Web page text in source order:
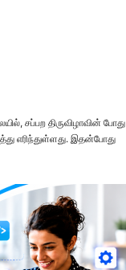
சப்பற திருவிழாவின் போது
எரிந்துள்ளது. இதன்போது